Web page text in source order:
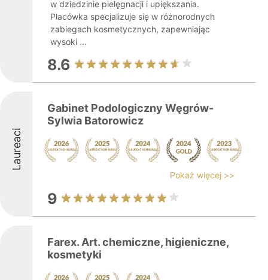
w dziedzinie pielęgnacji i upiększania.
Placówka specjalizuje się w różnorodnych
zabiegach kosmetycznych, zapewniając
wysoki ...
8.6
Laureaci
Gabinet Podologiczny Węgrów-
Sylwia Batorowicz
Pokaż więcej >>
9
Farex. Art. chemiczne, higieniczne,
kosmetyki